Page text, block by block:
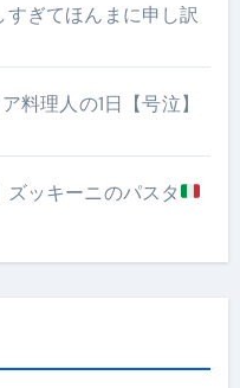
ぎてほんまに申し訳
料理人の1日【号泣】
ッキーニのパスタ